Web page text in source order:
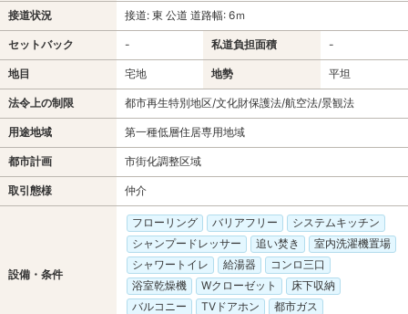
接道状況 接道: 東 公道 道路幅: 6ｍ
セットバック - 私道負担面積 -
地目 宅地 地勢 平坦
法令上の制限 都市再生特別地区/文化財保護法/航空法/景観法
用途地域 第一種低層住居専用地域
都市計画 市街化調整区域
取引態様 仲介
設備・条件
フローリング バリアフリー
システムキッチン
シャンプードレッサー
追い焚き
室内洗濯機置場
シャワートイレ
給湯器
コンロ三口
浴室乾燥機
Wクローゼット
床下収納
バルコニー
TVドアホン
都市ガス